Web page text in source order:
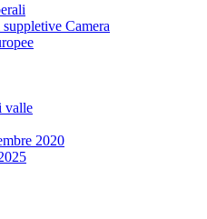
Camera
valle
2020